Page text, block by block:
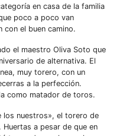
en casa de la familia
poco a poco van
con el buen camino.
el maestro Oliva Soto que
de alternativa. El
muy torero, con un
a la perfección.
como matador de toros.
los nuestros», el torero de
Huertas a pesar de que en